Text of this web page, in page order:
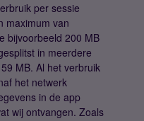
per sessie
maximum van
bijvoorbeeld 200 MB
in meerdere
MB. Al het verbruik
het netwerk
in de app
wij ontvangen. Zoals